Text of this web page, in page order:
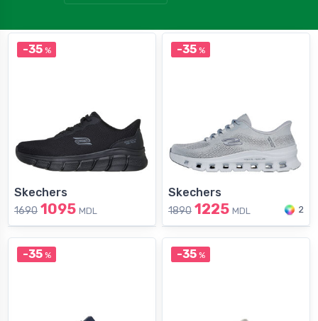
-35%
Skechers
1690 1095 MDL
-35%
Skechers
1890 1225 MDL 2
-35% -35%